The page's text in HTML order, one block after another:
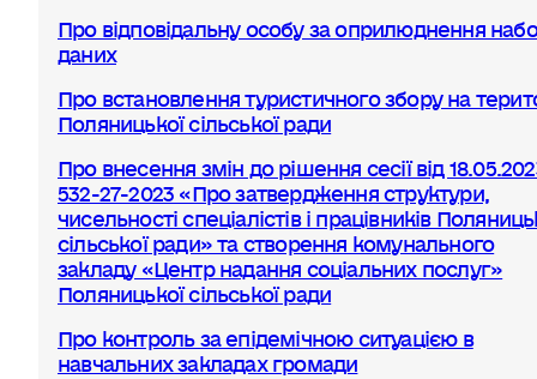
Про відповідальну особу за оприлюднення
даних
Про встановлення туристичного збору на
Поляницької сільської ради
Про внесення змін до рішення сесії від
532-27-2023 «Про затвердження структури,
чисельності спеціалістів і працівників
сільської ради» та створення комунального
закладу «Центр надання соціальних послуг»
Поляницької сільської ради
Про контроль за епідемічною ситуацією в
навчальних закладах громади